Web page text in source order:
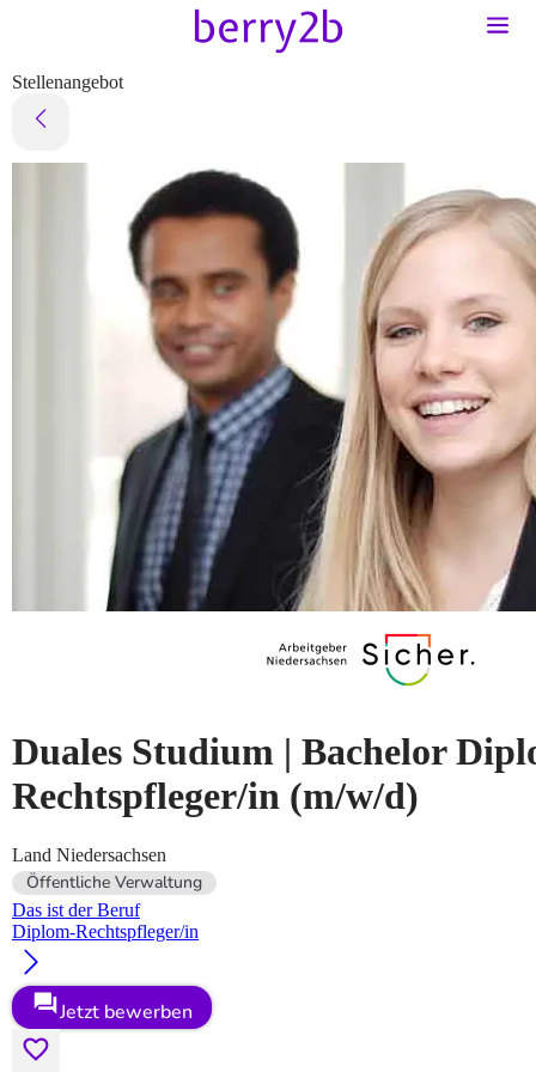
Stellenangebot
Duales Studium | Bachelor
Rechtspfleger/in (m/w/d)
Land Niedersachsen
Öffentliche Verwaltung
Das ist der Beruf
Diplom-Rechtspfleger/in
Jetzt bewerben